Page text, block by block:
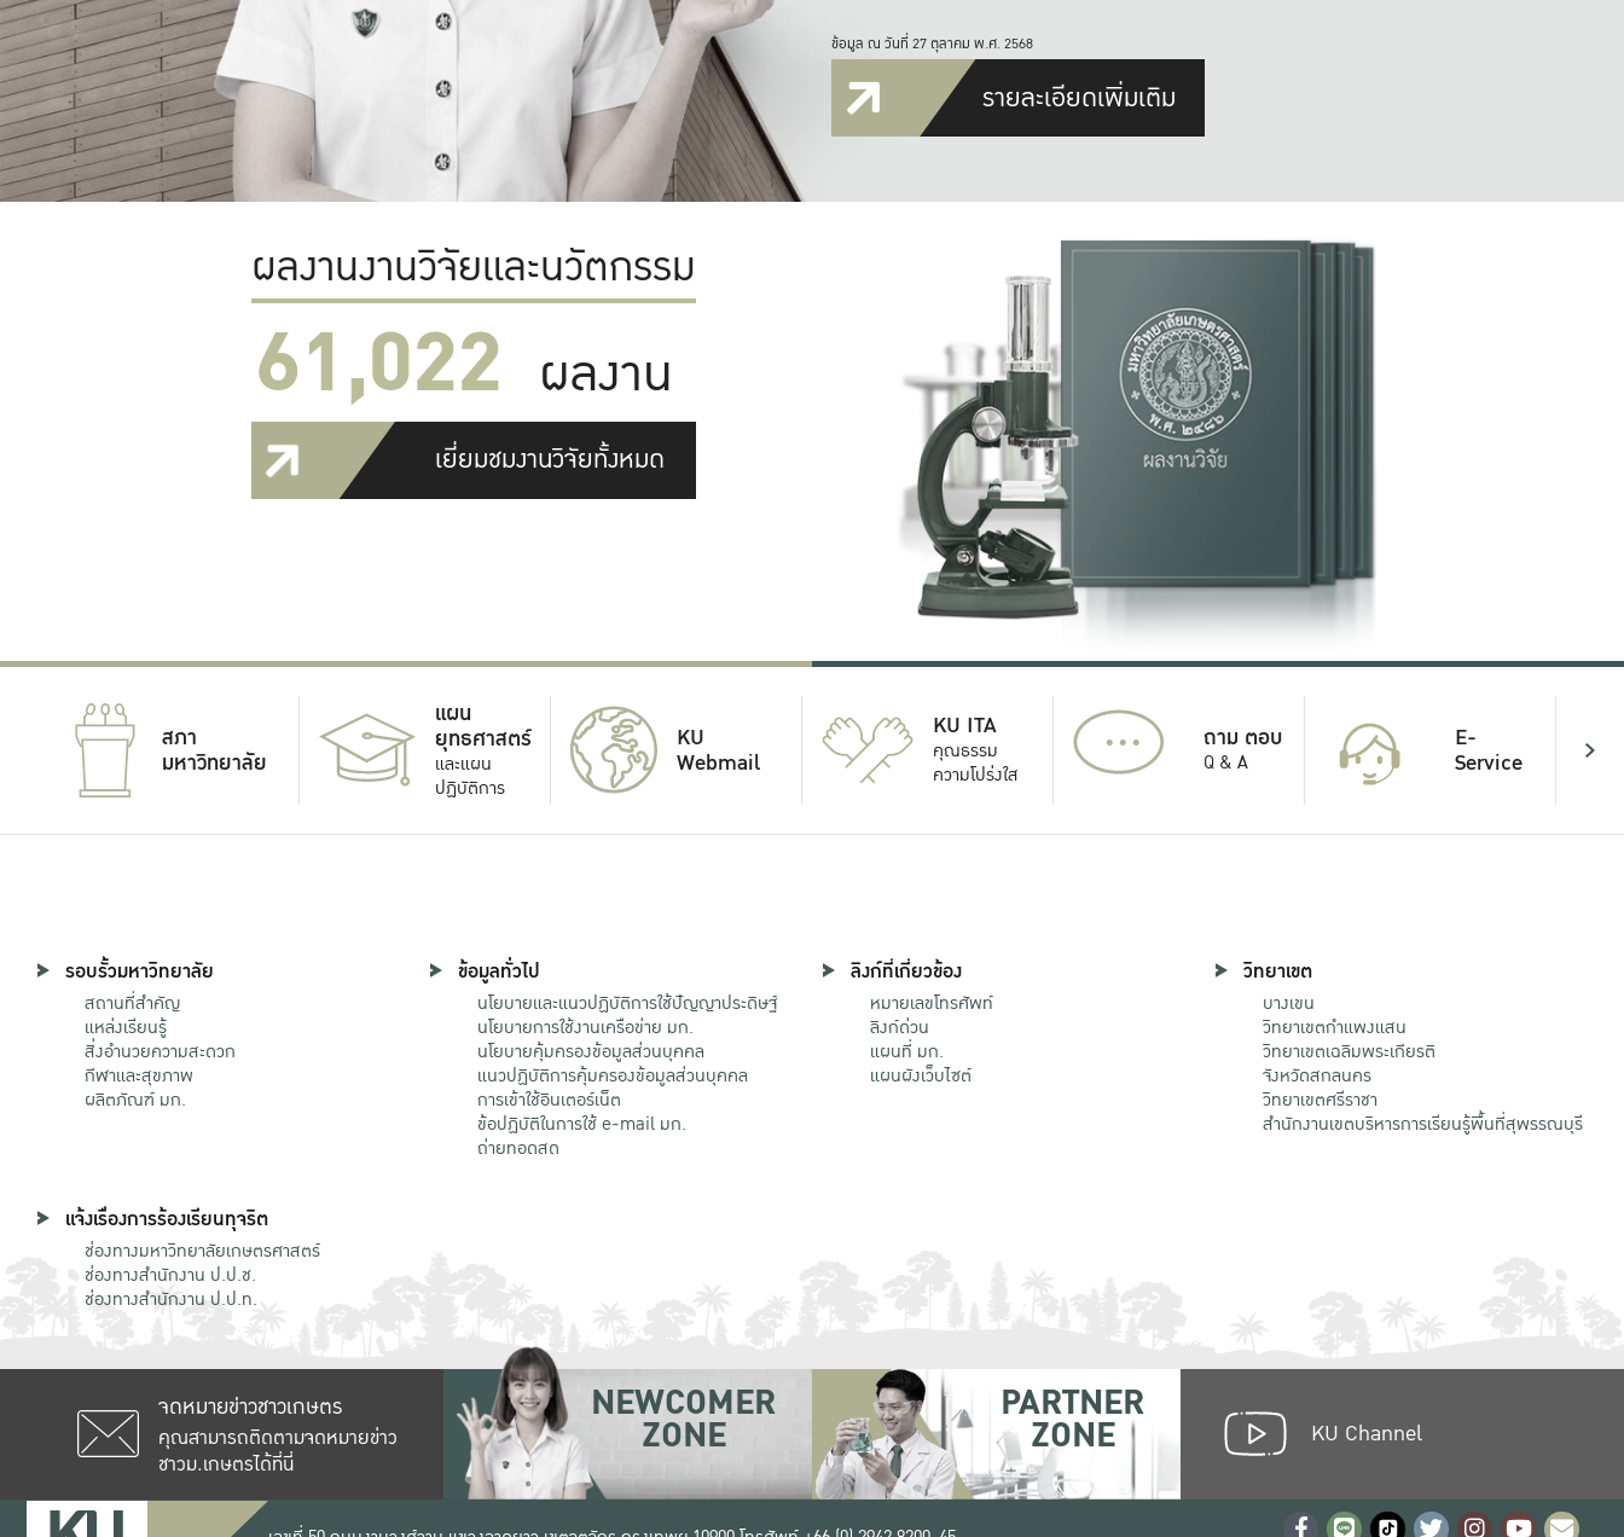
ข้อมูล ณ วันที่ 27 ตุลาคม พ.ศ. 2568
รายละเอียดเพิ่มเติม
ผลงานงานวิจัยและนวัตกรรม
61,022 ผลงาน
เยี่ยมชมงานวิจัยทั้งหมด
สภา
มหาวิทยาลัย
แผน
ยุทธศาสตร์
และแผน
ปฏิบัติการ
KU
Webmail
KU ITA
คุณธรรม
ความโปร่งใส
... ถาม ตอบ
Q & A
E-
Service
รอบรั้วมหาวิทยาลัย
สถานที่สำคัญ
แหล่งเรียนรู้
สิ่งอำนวยความสะดวก
กีฬาและสุขภาพ
ผลิตภัณฑ์ มก.
ข้อมูลทั่วไป
นโยบายและแนวปฏิบัติการใช้ปัญญาประดิษฐ์
นโยบายการใช้งานเครือข่าย มก.
นโยบายคุ้มครองข้อมูลส่วนบุคคล
แนวปฏิบัติการคุ้มครองข้อมูลส่วนบุคคล
การเข้าใช้อินเตอร์เน็ต
ข้อปฏิบัติในการใช้ e-mail มก.
ถ่ายทอดสด
ลิงก์ที่เกี่ยวข้อง
หมายเลขโทรศัพท์
ลิงก์ด่วน
แผนที่ มก.
แผนผังเว็บไซต์
วิทยาเขต
บางเขน
วิทยาเขตกําแพงแสน
วิทยาเขตเฉลิมพระเกียรติ
จังหวัดสกลนคร
วิทยาเขตศรีราชา
สำนักงานเขตบริหารการเรียนรู้พื้นที่สุพรรณบุรี
แจ้งเรื่องการร้องเรียนทุจริต
ช่องทางมหาวิทยาลัยเกษตรศาสตร์
ช่องทางสำนักงาน ป.ป.ช.
ช่องทางสำนักงาน ป.ป.ท.
จดหมายข่าวชาวเกษตร
คุณสามารถติดตามจดหมายข่าว
ชาวม.เกษตรได้ที่นี่
NEWCOMER
ZONE
PARTNER
ZONE KU Channel